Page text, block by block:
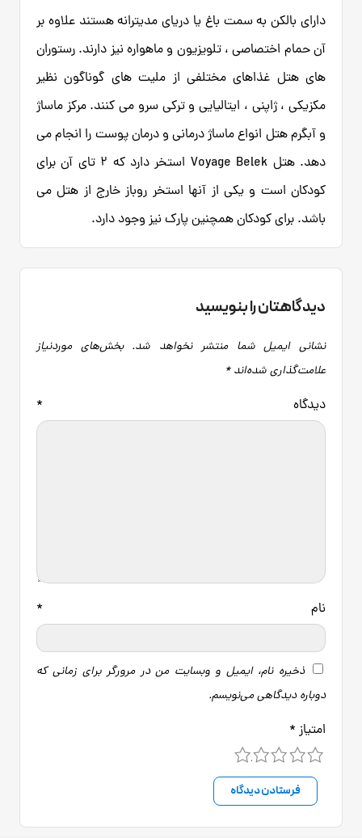
دارای بالکن به سمت باغ یا دریای مدیترانه هستند علاوه بر
آن حمام اختصاصی ، تلویزیون و ماهواره نیز دارند. رستوران
های هتل غذاهای مختلفی از ملیت های گوناگون نظیر
مکزیکی ، ژاپنی ، ایتالیایی و ترکی سرو می کنند. مرکز ماساژ
و آبگرم هتل انواع ماساژ درمانی و درمان پوست را انجام می
دهد. هتل Voyage Belek استخر دارد که 2 تای آن برای
کودکان است و یکی از آنها استخر روباز خارج از هتل می
باشد. برای کودکان همچنین پارک نیز وجود دارد.
دیدگاهتان را بنویسید
نشانی ایمیل شما منتشر نخواهد شد. بخش‌های موردنیاز
علامت‌گذاری شده‌اند*
دیدگاه *
نام *
ذخیره نام، ایمیل و وبسایت من در مرورگر برای زمانی که
دوباره دیدگاهی می‌نویسم.
امتیاز *
4 3 2 1